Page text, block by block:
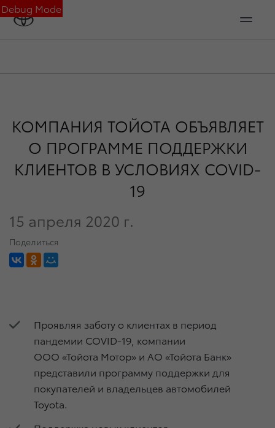
Debug Mode
КОМПАНИЯ ТОЙОТА ОБЪЯВЛЯЕТ
О ПРОГРАММЕ ПОДДЕРЖКИ
КЛИЕНТОВ В УСЛОВИЯХ COVID-
19
15 апреля 2020 г.
Поделиться
Проявляя заботу о клиентах в период
пандемии COVID-19, компании
ООО «Тойота Мотор» и АО «Тойота Банк»
представили программу поддержки для
покупателей и владельцев автомобилей
Toyota.